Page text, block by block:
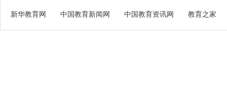
新华教育网 中国教育新闻网 中国教育资讯网 教育之家